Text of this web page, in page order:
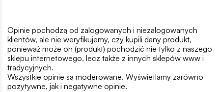
Opinie pochodzą od zalogowanych i niezalogowanych
klientów, ale nie weryfikujemy, czy kupili dany produkt,
ponieważ może on (produkt) pochodzić nie tylko z naszego
sklepu internetowego, lecz także z innych sklepów www i
tradycyjnych.
Wszystkie opinie są moderowane. Wyświetlamy zarówno
pozytywne, jak i negatywne opinie.